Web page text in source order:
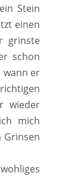
Stein
einen
grinste
schon
wann er
wieder
mich
Grinsen